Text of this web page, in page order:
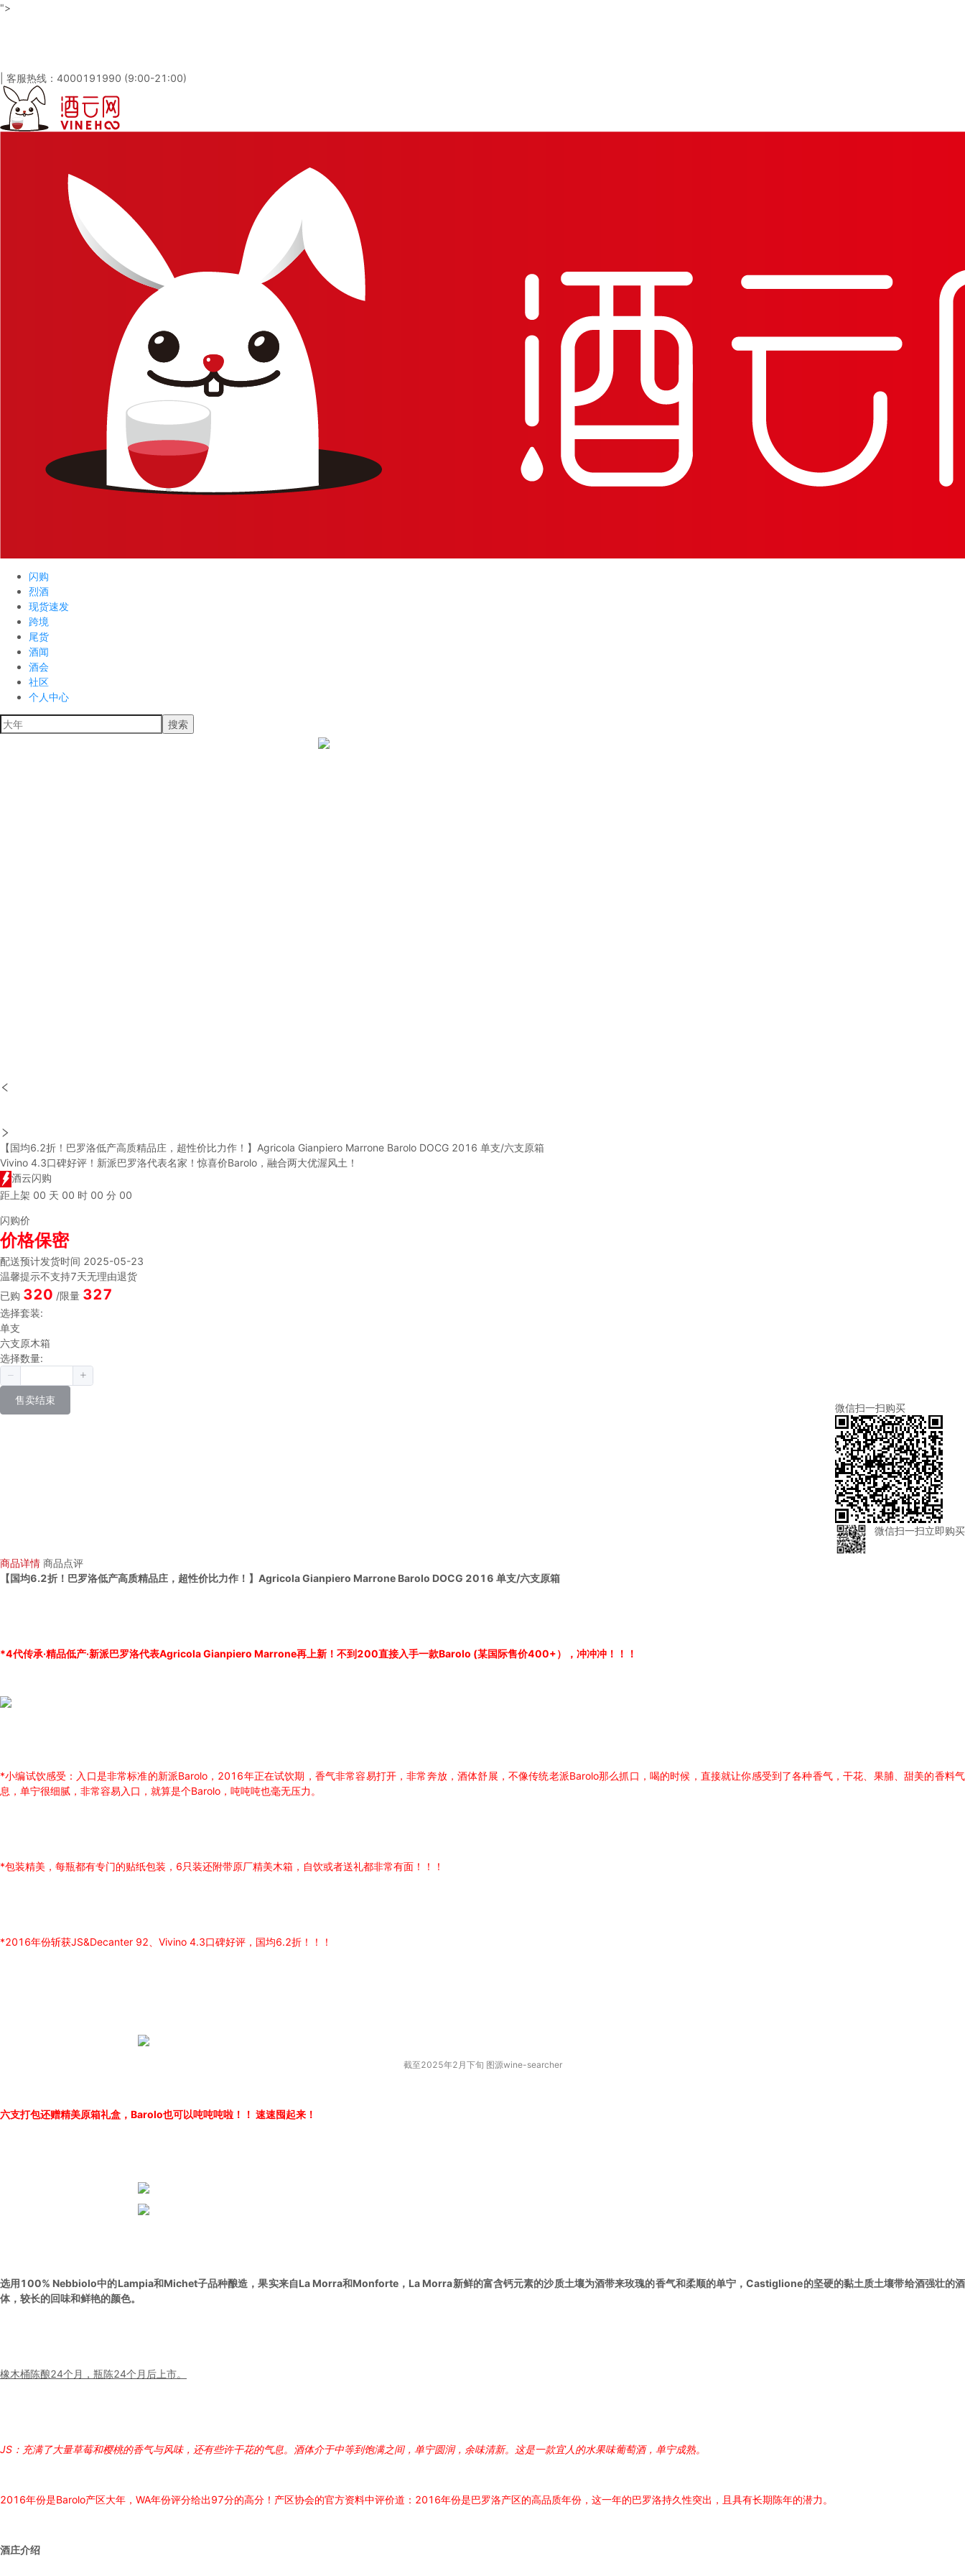
">
客服热线：4000191990 (9:00-21:00)
闪购
烈酒
现货速发
跨境
尾货
酒闻
酒会
社区
个人中心
搜索
【国均6.2折！巴罗洛低产高质精品庄，超性价比力作！】Agricola Gianpiero Marrone Barolo DOCG 2016 单支/六支原箱
Vivino 4.3口碑好评！新派巴罗洛代表名家！惊喜价Barolo，融合两大优渥风土！
酒云闪购
距上架 00 天 00 时 00 分 00
闪购价
价格保密
配送预计发货时间 2025-05-23
温馨提示不支持7天无理由退货
已购 320 /限量 327
选择套装:
单支
六支原木箱
选择数量:
售卖结束
微信扫一扫购买
微信扫一扫立即购买
商品详情 商品点评
【国均6.2折！巴罗洛低产高质精品庄，超性价比力作！】Agricola Gianpiero Marrone Barolo DOCG 2016 单支/六支原箱
*4代传承·精品低产·新派巴罗洛代表Agricola Gianpiero Marrone再上新！不到200直接入手一款Barolo (某国际售价400+），冲冲冲！！！
*小编试饮感受：入口是非常标准的新派Barolo，2016年正在试饮期，香气非常容易打开，非常奔放，酒体舒展，不像传统老派Barolo那么抓口，喝的时候，直接就让你感受到了各种香气，干花、果脯、甜美的香料气
息，单宁很细腻，非常容易入口，就算是个Barolo，吨吨吨也毫无压力。
*包装精美，每瓶都有专门的贴纸包装，6只装还附带原厂精美木箱，自饮或者送礼都非常有面！！！
*2016年份斩获JS&Decanter 92、Vivino 4.3口碑好评，国均6.2折！！！
截至2025年2月下旬 图源wine-searcher
六支打包还赠精美原箱礼盒，Barolo也可以吨吨吨啦！！ 速速囤起来！
选用100% Nebbiolo中的Lampia和Michet子品种酿造，果实来自La Morra和Monforte，La Morra新鲜的富含钙元素的沙质土壤为酒带来玫瑰的香气和柔顺的单宁，Castiglione的坚硬的黏土质土壤带给酒强壮的酒
体，较长的回味和鲜艳的颜色。
橡木桶陈酿24个月，瓶陈24个月后上市。
JS：充满了大量草莓和樱桃的香气与风味，还有些许干花的气息。酒体介于中等到饱满之间，单宁圆润，余味清新。这是一款宜人的水果味葡萄酒，单宁成熟。
2016年份是Barolo产区大年，WA年份评分给出97分的高分！ 产区协会的官方资料中评价道：2016年份是巴罗洛产区的高品质年份，这一年的巴罗洛持久性突出，且具有长期陈年的潜力。
酒庄介绍